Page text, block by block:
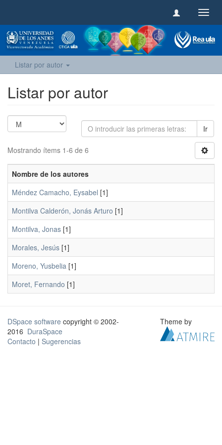
Listar por autor
Listar por autor
Ir
Mostrando ítems 1-6 de 6
Nombre de los autores
Méndez Camacho, Eysabel [1]
Montilva Calderón, Jonás Arturo [1]
Montilva, Jonas [1]
Morales, Jesús [1]
Moreno, Yusbelia [1]
Moret, Fernando [1]
DSpace software copyright © 2002-
2016 DuraSpace
Contacto | Sugerencias
Theme by